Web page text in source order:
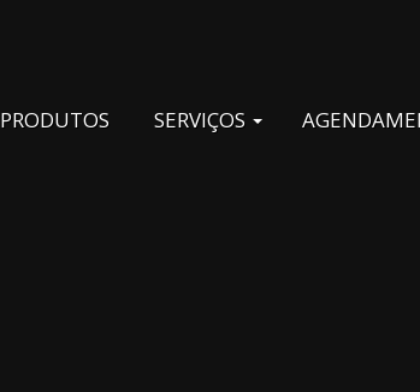
PRODUTOS SERVIÇOS